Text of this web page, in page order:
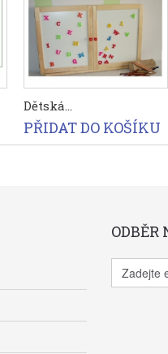
Dětská...
PŘIDAT DO KOŠÍKU
ODBĚR